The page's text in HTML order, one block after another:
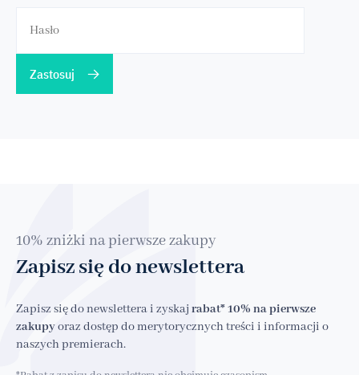
Zastosuj
10% zniżki na pierwsze zakupy
Zapisz się do newslettera
Zapisz się do newslettera i zyskaj rabat* 10% na pierwsze
zakupyoraz dostęp do merytorycznych treści i informacji o
naszych premierach.